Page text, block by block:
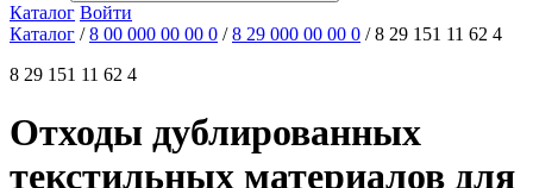
Каталог Войти
Каталог / 8 00 000 00 00 0 / 8 29 000 00 00 0 / 8 29 151 11 62 4
8 29 151 11 62 4
Отходы дублированных
текстильных материалов для